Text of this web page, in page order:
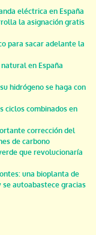
eléctrica en España
la asignación gratis
para sacar adelante la
en España
hidrógeno se haga con
ciclos combinados en
corrección del
de carbono
que revolucionaría
una bioplanta de
autoabastece gracias